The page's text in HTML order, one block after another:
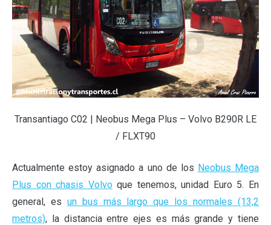
Transantiago C02 | Neobus Mega Plus – Volvo B290R LE
/ FLXT90
Actualmente estoy asignado a uno de los Neobus Mega
Plus con chasis Volvoque tenemos, unidad Euro 5. En
general, es un bus más largo que los normales (13,2
metros), la distancia entre ejes es más grande y tiene